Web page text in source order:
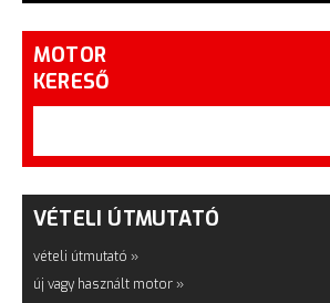
MOTOR
KERESŐ
VÉTELI ÚTMUTATÓ
vételi útmutató »
új vagy használt motor »